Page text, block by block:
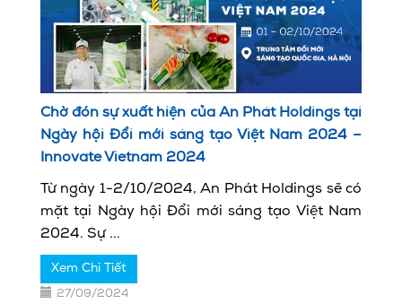
Chờ đón sự xuất hiện của An Phát Holdings tại
Ngày hội Đổi mới sáng tạo Việt Nam 2024 –
Innovate Vietnam 2024
Từ ngày 1-2/10/2024, An Phát Holdings sẽ có
mặt tại Ngày hội Đổi mới sáng tạo Việt Nam
2024. Sự ...
Xem Chi Tiết
27/09/2024